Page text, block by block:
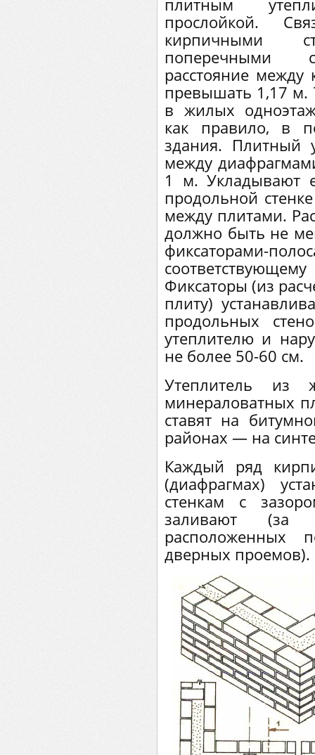
плитным
прослойкой.
кирпичными
поперечными
расстояние
превышать 1,17 м.
в жилых
как правило, в
здания. Плитный
между
1 м. Укладывают
продольной
между плитами.
должно быть не
фиксаторами-
Фиксаторы (из
плиту)
продольных
утеплителю и
не более 50-60 см.
Утеплитель из
минераловатных
ставят на
районах — на
Каждый ряд
(диафрагмах)
стенкам с
заливают (за
расположенных
дверных проемов).